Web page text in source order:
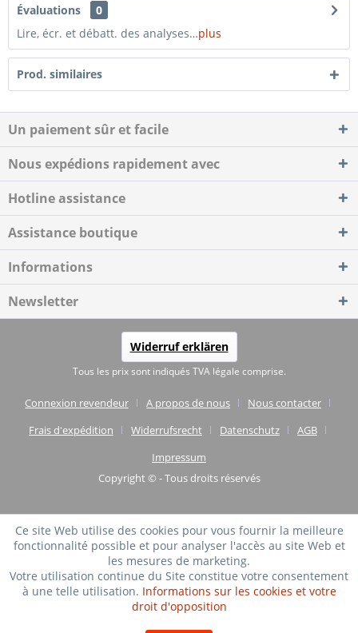
Évaluations
0
Lire, écr. et débatt. des analyses…plus
Prod. similaires
Un paiement sûr et facile
Nous expédions rapidement avec
Hotline assistance
Assistance boutique
Informations
Newsletter
Widerruf erklären
Tous les prix sont indiqués TVA légale comprise.
Connexion revendeur A propos de nous
Nous contacter
Frais d'expédition
Widerrufsrecht Datenschutz
AGB
Impressum
Copyright © - Tous droits réservés
Ce site Web utilise des cookies pour vous fournir la meilleure
fonctionnalité possible et pour analyser l'accès au site Web et
les mesures de marketing.
Votre utilisation continue du Site constitue votre consentement
à une telle utilisation. Informations sur les cookies et votre
droit d'opposition